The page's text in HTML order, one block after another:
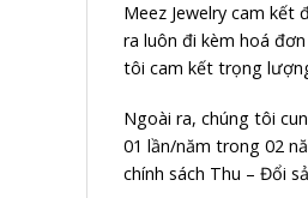
Meez Jewelry cam
ra luôn đi kèm hoá
tôi cam kết trọng
Ngoài ra, chúng tôi
01 lần/năm trong 02
chính sách Thu – Đổi